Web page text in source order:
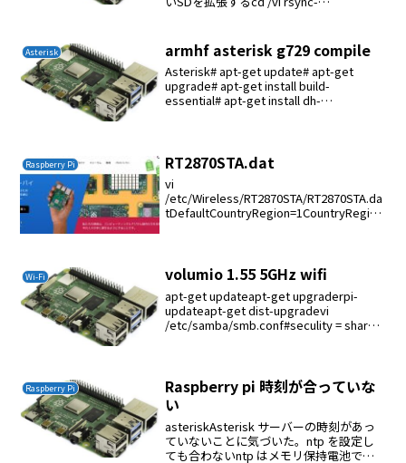
Asterisk armhf asterisk g729 compile
Asterisk# apt-get update# apt-get
upgrade# apt-get install build-
essential# apt-get install dh-
Raspberry Pi RT2870STA.dat
vi
/etc/Wireless/RT2870STA/RT2870STA.da
tDefaultCountryRegion=1CountryRegion
Wi-Fi volumio 1.55 5GHz wifi
apt-get updateapt-get upgraderpi-
updateapt-get dist-upgradevi
/etc/samba/smb.conf#seculity = share
Raspberry Pi
Raspberry pi 時刻が合っていな
い
asteriskAsterisk サーバーの時刻があっ
ていないことに気づいた。ntp を設定し
ても合わないntp はメモリ保持電池で保